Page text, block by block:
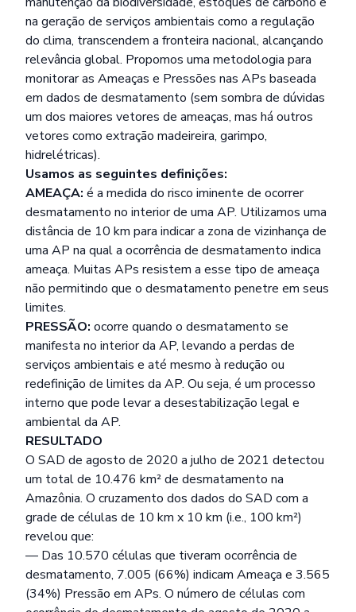
na geração de serviços ambientais como a regulação
do clima, transcendem a fronteira nacional, alcançando
relevância global. Propomos uma metodologia para
monitorar as Ameaças e Pressões nas APs baseada
em dados de desmatamento (sem sombra de dúvidas
um dos maiores vetores de ameaças, mas há outros
vetores como extração madeireira, garimpo,
hidrelétricas).
Usamos as seguintes definições:
AMEAÇA: é a medida do risco iminente de ocorrer
desmatamento no interior de uma AP. Utilizamos uma
distância de 10 km para indicar a zona de vizinhança de
uma AP na qual a ocorrência de desmatamento indica
ameaça. Muitas APs resistem a esse tipo de ameaça
não permitindo que o desmatamento penetre em seus
limites.
PRESSÃO: ocorre quando o desmatamento se
manifesta no interior da AP, levando a perdas de
serviços ambientais e até mesmo à redução ou
redefinição de limites da AP. Ou seja, é um processo
interno que pode levar a desestabilização legal e
ambiental da AP.
RESULTADO
O SAD de agosto de 2020 a julho de 2021 detectou
um total de 10.476 km² de desmatamento na
Amazônia. O cruzamento dos dados do SAD com a
grade de células de 10 km x 10 km (i.e., 100 km²)
revelou que:
— Das 10.570 células que tiveram ocorrência de
desmatamento, 7.005 (66%) indicam Ameaça e 3.565
(34%) Pressão em APs. O número de células com